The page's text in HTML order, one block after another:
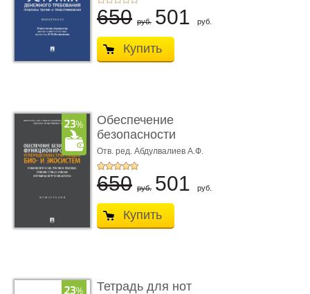
650 руб. 501 руб.
Купить
Обеспечение
безопасности
функционирования уг
...
Отв. ред. Абдулвалиев А.Ф.
650 руб. 501 руб.
Купить
Тетрадь для нот